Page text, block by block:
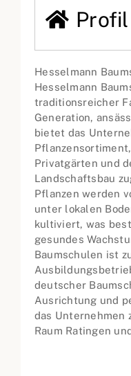
Profil
Hesselmann
Hesselmann
traditionsreicher
Generation,
bietet das
Privatgärten und
Landschaftsbau
Pflanzen werden
unter lokalen
kultiviert, was
gesundes
Baumschulen ist
deutscher
Ausrichtung und
das Unternehmen
Raum Ratingen